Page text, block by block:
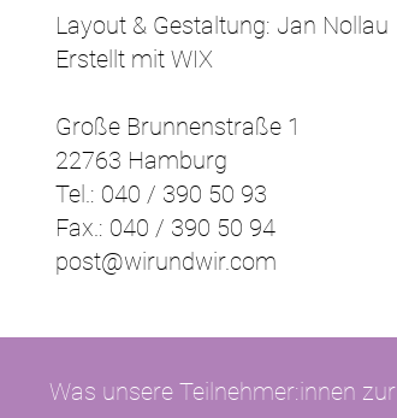
Layout & Gestaltung: Jan Nollau
Erstellt mit WIX
Große Brunnenstraße 1
22763 Hamburg
Tel.: 040 / 390 50 93
Fax.: 040 / 390 50 94
post@wirundwir.com
Was unsere Teilnehmer:innen zur